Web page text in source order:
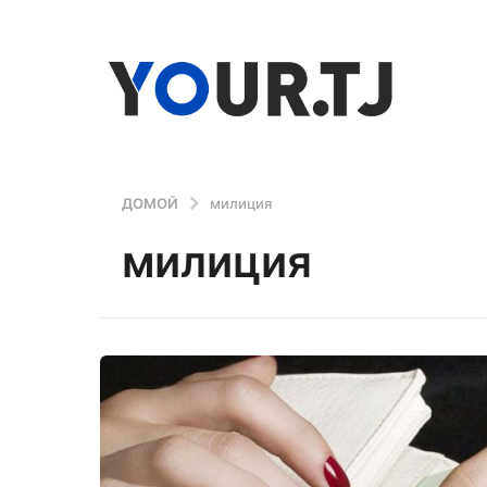
ДОМОЙ милиция
милиция